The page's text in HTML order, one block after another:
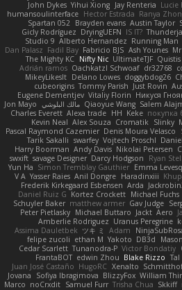
John Dykes Yihui Xiong Jay Renteria Lucie
humansoulinterface Hector Estrada Ranya
Spartan 052 Brayden evans Austin Taylor
Gicly Rodríguez DryingUEFN IS IT?
Studio 9 Alberto Hernandez Running Man
Dan Palasz Fadil Bay Fabricio BJS Ash Younes
The Mighty KC Nifty Nic UltimateTJF Quistis
Adrián ramos Oachkatzl Schwoaf dr32768
MikeyLikesIt Delano Lowes doggybdog26
cubeorigins Tommy Parish Just Rovin
Eugene Dementjev Vitaliy Florin Никуся
Jon Mayo مالك البلوشي Qiaoyue Wang Salem
Charles Everett Alexa trade HH Keke покупка
Kevin Neal Alex Souza Cromatik Slinky
Pascal Raymond Cazemier Denis Moura Velasco
Tarik Sakalli swarfey Vojtech Proschl
Harry Boorman Andy Davis Nikolai Petersen
swxift savage Designer Darcy Hodgson Ryan
Yun Ha Simon Tremblay Gauthier Emma
V A Yasser Raies Anil Dongre Haradinxiii
Frederik Kirkegaard Esbensen Arda
Daniel Ruiz G Kortez Crockett Michael Fuchs
Schuyler Baker matthew armer Gav Judge
Peter Pietlasky Michael Buttaro Jackt Aero
Amberlie Rodriguez Uranus Peregrine
Assima Dauletbek ツキ ミ Adam
felipe zucoli ethan M Yakoto DB3d Mason
Cedar Scarlett Tunanodra-P Victor Bondatiy
FrantaBOT edwin Zhou Blake Rizzo
Juan José Castaño HugoRC Xenalto
Jovana
Sofiya Ibragimova BlizzyFox William
Marco noCrxdit Samuel Furr Trisha Chua Skkiff